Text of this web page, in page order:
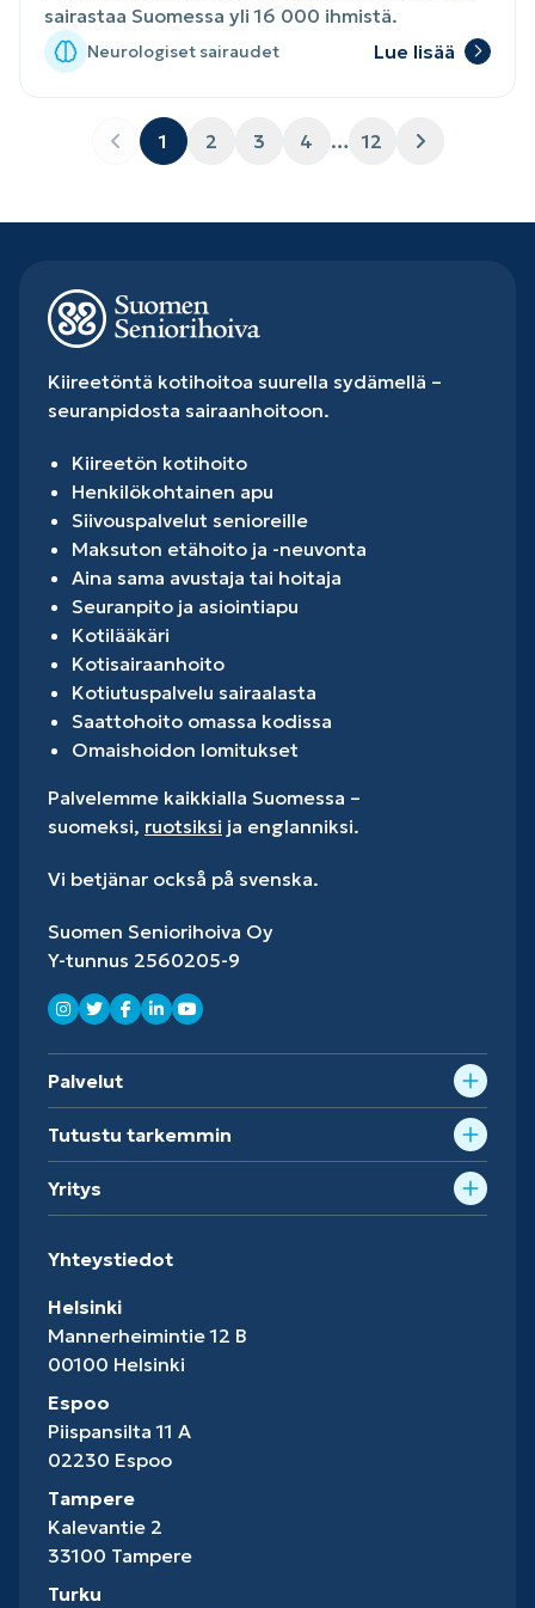
sairastaa Suomessa yli 16 000 ihmistä.
Neurologiset sairaudet Lue lisää
Sivu
1 , Aktiivinen sivu
Sivu
2 Sivu
3 Sivu
4 … Sivu
12
Kiireetöntä kotihoitoa suurella sydämellä –
seuranpidosta sairaanhoitoon.
Kiireetön kotihoito
Henkilökohtainen apu
Siivouspalvelut senioreille
Maksuton etähoito ja -neuvonta
Aina sama avustaja tai hoitaja
Seuranpito ja asiointiapu
Kotilääkäri
Kotisairaanhoito
Kotiutuspalvelu sairaalasta
Saattohoito omassa kodissa
Omaishoidon lomitukset
Palvelemme kaikkialla Suomessa –
suomeksi, ruotsiksi ja englanniksi.
Vi betjänar också på svenska.
Suomen Seniorihoiva Oy
Y-tunnus 2560205-9
Palvelut
Tutustu tarkemmin
Yritys
Yhteystiedot
Helsinki
Mannerheimintie 12 B
00100 Helsinki
Espoo
Piispansilta 11 A
02230 Espoo
Tampere
Kalevantie 2
33100 Tampere
Turku